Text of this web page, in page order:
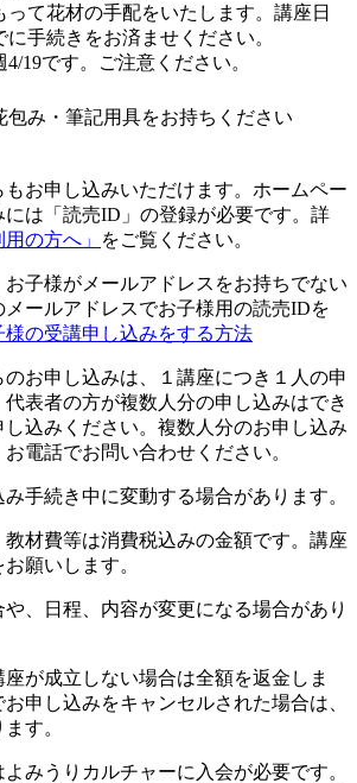
って花材の手配をいたします。講座日
手続きをお済ませください。
19です。ご注意ください。
包み・筆記用具をお持ちください
お申し込みいただけます。ホームペー
には「読売ID」の登録が必要です。詳
用の方へ」 をご覧ください。
子様がメールアドレスをお持ちでない
ールアドレスでお子様用の読売IDを
様の受講申し込みをする方法
お申し込みは、１講座につき１人の申
代表者の方が複数人分の申し込みはでき
し込みください。複数人分のお申し込み
電話でお問い合わせください。
手続き中に変動する場合があります。
材費等は消費税込みの金額です。講座
願いします。
、日程、内容が変更になる場合があり
が成立しない場合は全額を返金しま
申し込みをキャンセルされた場合は、
す。
みうりカルチャーに入会が必要です。